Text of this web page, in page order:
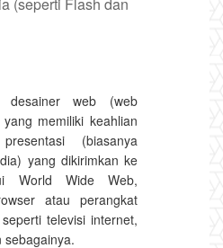
desainer web (web
memiliki keahlian
(biasanya
yang dikirimkan ke
World Wide Web,
atau perangkat
televisi internet,
sebagainya.